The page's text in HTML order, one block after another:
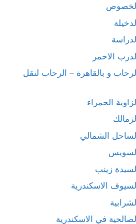
الاحمر
و بالقاهرة – الرحاب لنقل
الحمراء
الشمالي
زينب
الاسكندرية
في الاسكندرية